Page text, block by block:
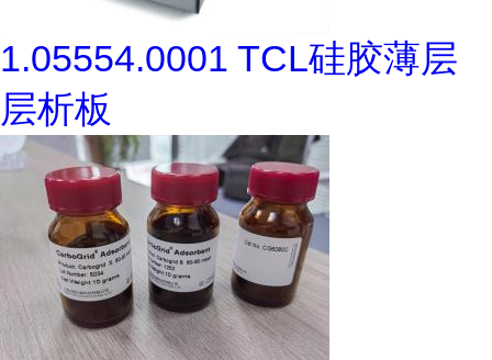
1.05554.0001 TCL硅胶薄层
层析板